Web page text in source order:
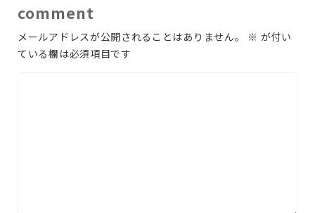
comment
メールアドレスが公開されることはありません。 ※ が付い
ている欄は必須項目です